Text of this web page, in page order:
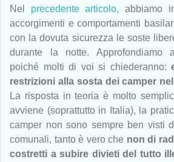
Nel precedente articolo, abbiamo
accorgimenti e comportamenti
con la dovuta sicurezza le soste
durante la notte. Approfondiamo
poiché molti di voi si chiederanno:
restrizioni alla sosta dei camper
La risposta in teoria è molto
avviene (soprattutto in Italia), la
camper non sono sempre ben visti
comunali, tanto è vero che non di
costretti a subire divieti del tutto